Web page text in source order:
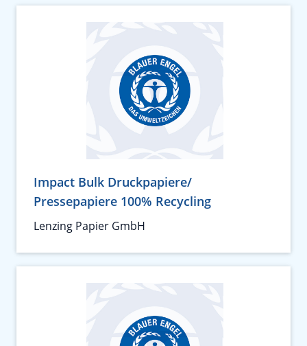
Impact Bulk Druckpapiere/
Pressepapiere 100% Recycling
Lenzing Papier GmbH